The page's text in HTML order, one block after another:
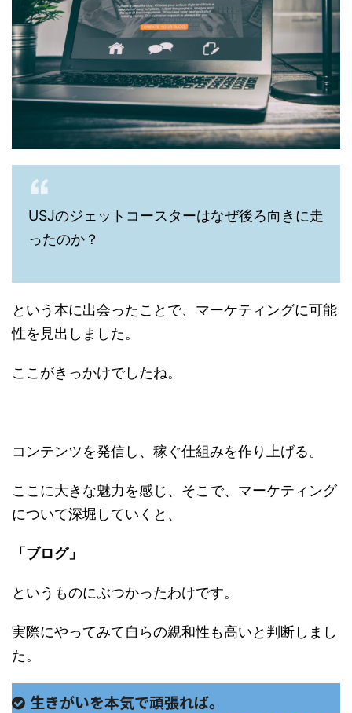
USJのジェットコースターはなぜ後ろ向きに走
ったのか？
という本に出会ったことで、マーケティングに可能
性を見出しました。
ここがきっかけでしたね。
コンテンツを発信し、稼ぐ仕組みを作り上げる。
ここに大きな魅力を感じ、そこで、マーケティング
について深堀していくと、
「ブログ」
というものにぶつかったわけです。
実際にやってみて自らの親和性も高いと判断しまし
た。
生きがいを本気で頑張れば。